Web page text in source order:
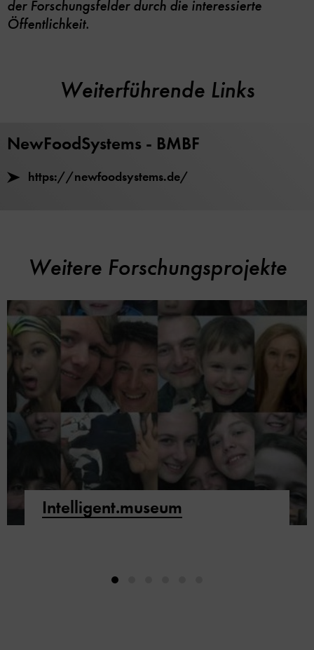
der Forschungsfelder durch die interessierte
Öffentlichkeit.
Weiterführende Links
NewFoodSystems - BMBF
https://newfoodsystems.de/
Weitere Forschungsprojekte
Intelligent.museum